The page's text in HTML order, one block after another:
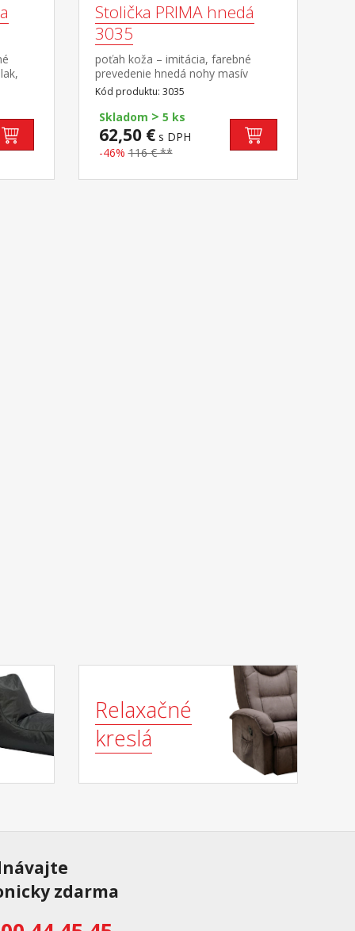
Stolička PRIMA hnedá
3035
poťah koža – imitácia, farebné
prevedenie hnedá nohy masív
lak, farebné prevedenie tmavo
hnedá výška sedu 47 cm,
odporúčaná nosnosť do 120 kg
Kód produktu: 3035
Skladom > 5 ks
62,50 €s DPH
-46% 116 € **
Relaxačné
kreslá
zdarma